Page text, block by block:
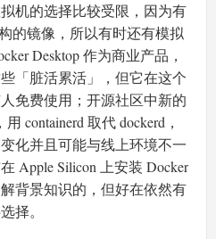
机的选择比较受限，因为有
的镜像，所以有时还有模拟
Desktop 作为商业产品，
「脏活累活」，但它在这个
免费使用；开源社区中新的
containerd 取代 dockerd，
化并且可能与线上环境不一
Apple Silicon 上安装 Docker
背景知识的，但好在依然有
择。